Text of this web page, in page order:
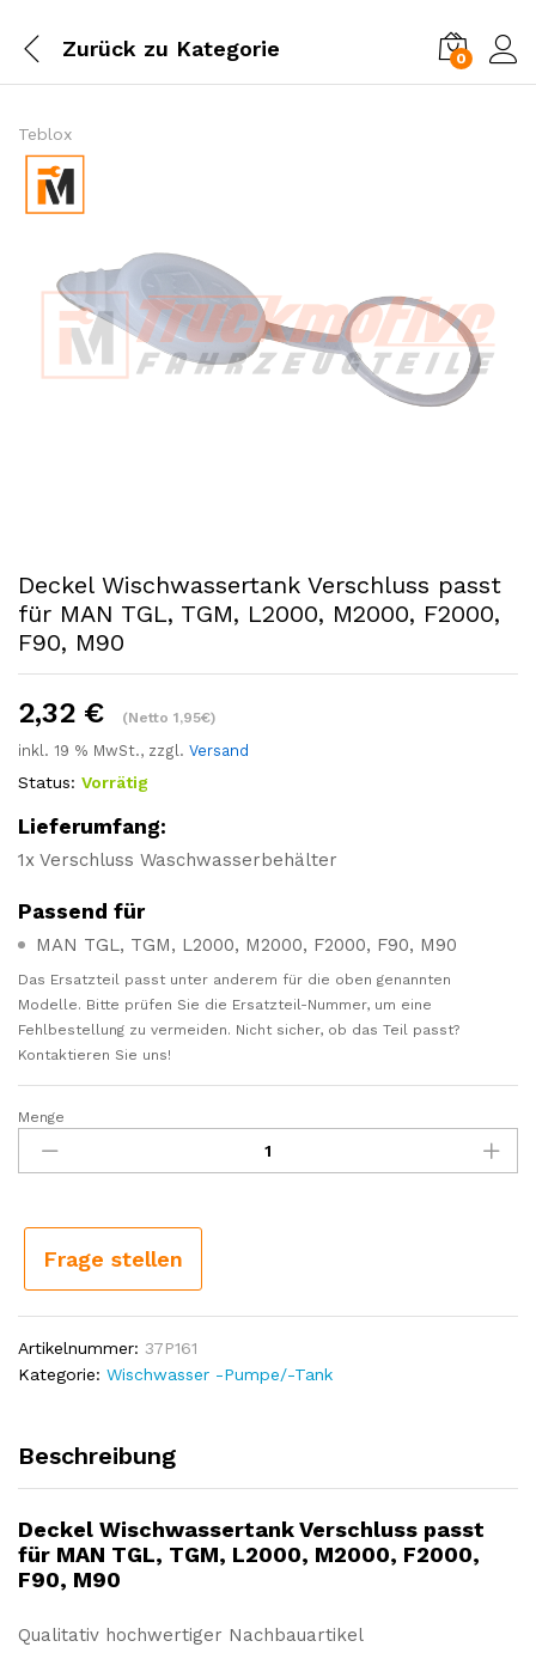
Zurück zu Kategorie 0
Teblox
Deckel Wischwassertank Verschluss passt
für MAN TGL, TGM, L2000, M2000, F2000,
F90, M90
2,32 € (Netto 1,95€)
inkl. 19 % MwSt., zzgl. Versand
Status: Vorrätig
Lieferumfang:
1x Verschluss Waschwasserbehälter
Passend für
MAN TGL, TGM, L2000, M2000, F2000, F90, M90
Das Ersatzteil passt unter anderem für die oben genannten
Modelle. Bitte prüfen Sie die Ersatzteil-Nummer, um eine
Fehlbestellung zu vermeiden. Nicht sicher, ob das Teil passt?
Kontaktieren Sie uns!
Deckel
Wischwassertank
Verschluss
für
MAN
M2000,
F2000,
Menge
Menge
Frage stellen
Artikelnummer: 37P161
Kategorie: Wischwasser -Pumpe/-Tank
Beschreibung
Deckel Wischwassertank Verschluss passt
für MAN TGL, TGM, L2000, M2000, F2000,
F90, M90
Qualitativ hochwertiger Nachbauartikel